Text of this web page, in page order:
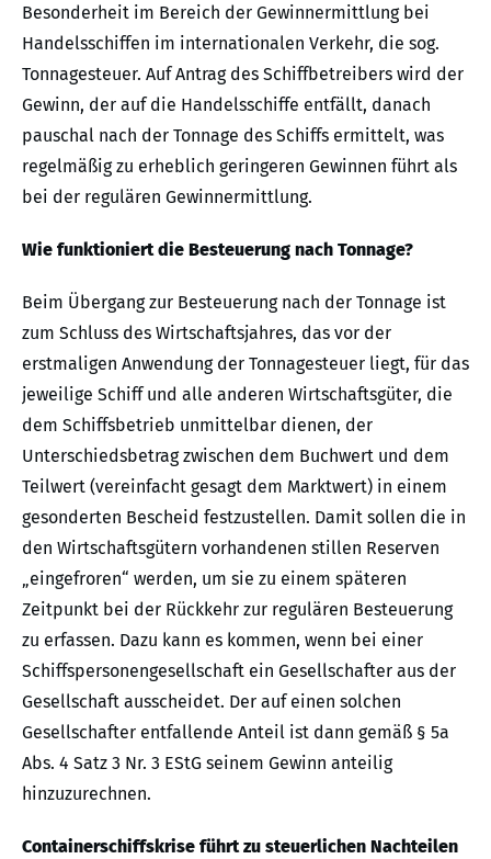
Besonderheit im Bereich der Gewinnermittlung bei
Handelsschiffen im internationalen Verkehr, die sog.
Tonnagesteuer. Auf Antrag des Schiffbetreibers wird der
Gewinn, der auf die Handelsschiffe entfällt, danach
pauschal nach der Tonnage des Schiffs ermittelt, was
regelmäßig zu erheblich geringeren Gewinnen führt als
bei der regulären Gewinnermittlung.
Wie funktioniert die Besteuerung nach Tonnage?
Beim Übergang zur Besteuerung nach der Tonnage ist
zum Schluss des Wirtschaftsjahres, das vor der
erstmaligen Anwendung der Tonnagesteuer liegt, für das
jeweilige Schiff und alle anderen Wirtschaftsgüter, die
dem Schiffsbetrieb unmittelbar dienen, der
Unterschiedsbetrag zwischen dem Buchwert und dem
Teilwert (vereinfacht gesagt dem Marktwert) in einem
gesonderten Bescheid festzustellen. Damit sollen die in
den Wirtschaftsgütern vorhandenen stillen Reserven
„eingefroren“ werden, um sie zu einem späteren
Zeitpunkt bei der Rückkehr zur regulären Besteuerung
zu erfassen. Dazu kann es kommen, wenn bei einer
Schiffspersonengesellschaft ein Gesellschafter aus der
Gesellschaft ausscheidet. Der auf einen solchen
Gesellschafter entfallende Anteil ist dann gemäß § 5a
Abs. 4 Satz 3 Nr. 3 EStG seinem Gewinn anteilig
hinzuzurechnen.
Containerschiffskrise führt zu steuerlichen Nachteilen